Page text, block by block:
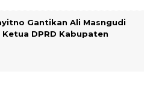
Gantikan Ali Masngudi
DPRD Kabupaten